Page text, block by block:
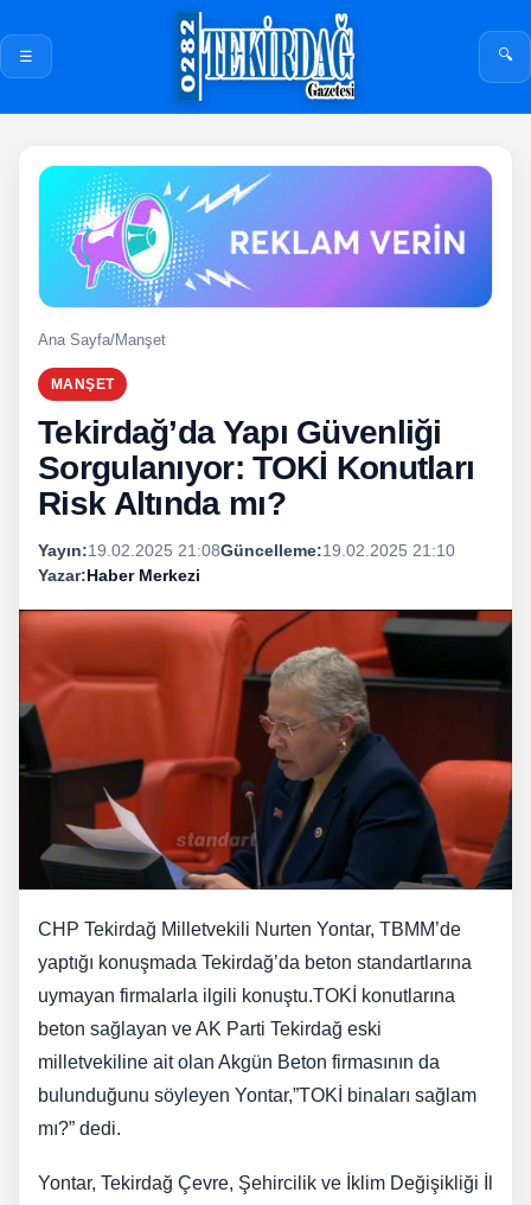
☰ 🔍
Ana Sayfa/Manşet
MANŞET
Tekirdağ’da Yapı Güvenliği
Sorgulanıyor: TOKİ Konutları
Risk Altında mı?
Yayın:19.02.2025 21:08Güncelleme:19.02.2025 21:10
Yazar:Haber Merkezi
CHP Tekirdağ Milletvekili Nurten Yontar, TBMM’de
yaptığı konuşmada Tekirdağ’da beton standartlarına
uymayan firmalarla ilgili konuştu.TOKİ konutlarına
beton sağlayan ve AK Parti Tekirdağ eski
milletvekiline ait olan Akgün Beton firmasının da
bulunduğunu söyleyen Yontar,”TOKİ binaları sağlam
mı?” dedi.
Yontar, Tekirdağ Çevre, Şehircilik ve İklim Değişikliği İl